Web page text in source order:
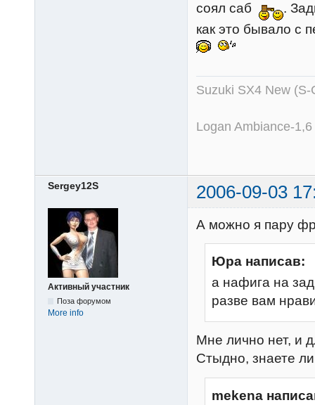
соял саб
.
как это бывало с
Suzuki SX4 New (S-
Logan Ambiance-
Sergey12S 2006-09-03
Активный участник
Поза форумом
More info
А можно я пару
Юра написав:
а нафига на
разве вам
Мне лично нет, и
Стыдно, знаете
mekena